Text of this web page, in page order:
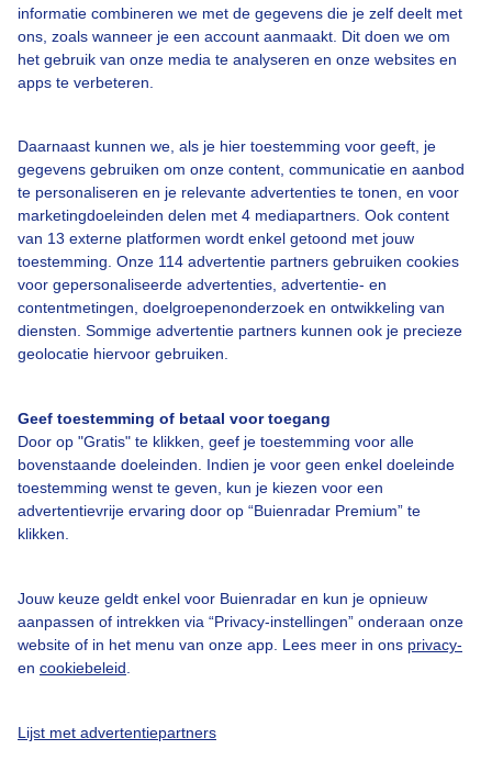
informatie combineren we met de gegevens die je zelf deelt met
ons, zoals wanneer je een account aanmaakt. Dit doen we om
het gebruik van onze media te analyseren en onze websites en
apps te verbeteren.
Daarnaast kunnen we, als je hier toestemming voor geeft, je
gegevens gebruiken om onze content, communicatie en aanbod
te personaliseren en je relevante advertenties te tonen, en voor
marketingdoeleinden delen met 4 mediapartners. Ook content
van 13 externe platformen wordt enkel getoond met jouw
toestemming. Onze 114 advertentie partners gebruiken cookies
voor gepersonaliseerde advertenties, advertentie- en
contentmetingen, doelgroepenonderzoek en ontwikkeling van
diensten. Sommige advertentie partners kunnen ook je precieze
geolocatie hiervoor gebruiken.
Geef toestemming of betaal voor toegang
Door op "Gratis" te klikken, geef je toestemming voor alle
bovenstaande doeleinden. Indien je voor geen enkel doeleinde
toestemming wenst te geven, kun je kiezen voor een
advertentievrije ervaring door op “Buienradar Premium” te
klikken.
Jouw keuze geldt enkel voor Buienradar en kun je opnieuw
aanpassen of intrekken via “Privacy-instellingen” onderaan onze
website of in het menu van onze app. Lees meer in ons privacy-
en cookiebeleid
Lijst met advertentiepartners
Over Buienradar
Bedrijfsgegevens
Contact
Toegankelijkheid
Gebruikersvoorwaarden
Adverteren
Privacy beleid
Cookie beleid